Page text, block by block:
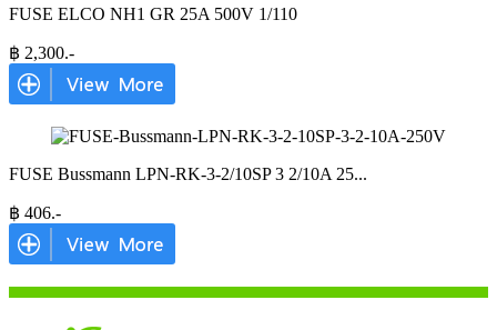
FUSE ELCO NH1 GR 25A 500V 1/110
฿ 2,300.-
FUSE Bussmann LPN-RK-3-2/10SP 3 2/10A 25...
฿ 406.-